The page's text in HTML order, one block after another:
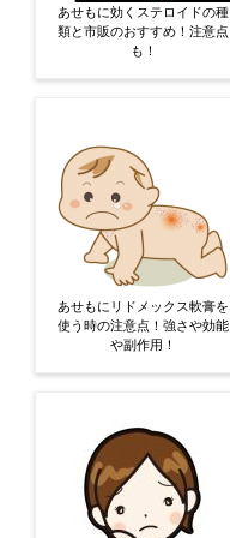
あせもに効くステロイドの種
類と市販のおすすめ！注意点
も！
あせもにリドメックス軟膏を
使う時の注意点！強さや効能
や副作用！